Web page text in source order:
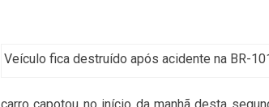
Veículo fica destruído após acidente na BR-